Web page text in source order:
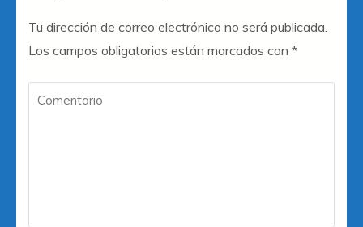
Tu dirección de correo electrónico no será publicada.
Los campos obligatorios están marcados con *
Comentario